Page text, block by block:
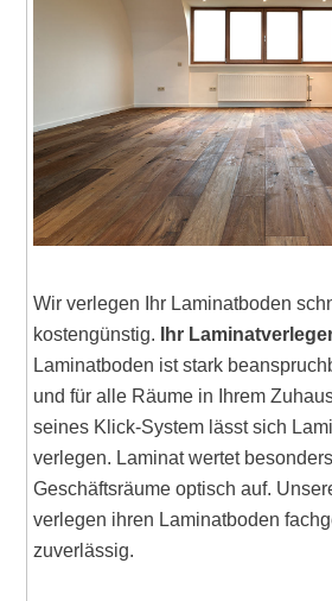
Wir verlegen Ihr Laminatboden
kostengünstig.
Ihr
Laminatboden ist stark
und für alle Räume in Ihrem
seines Klick-System lässt sich
verlegen. Laminat wertet
Geschäftsräume optisch auf.
verlegen ihren Laminatboden
zuverlässig.